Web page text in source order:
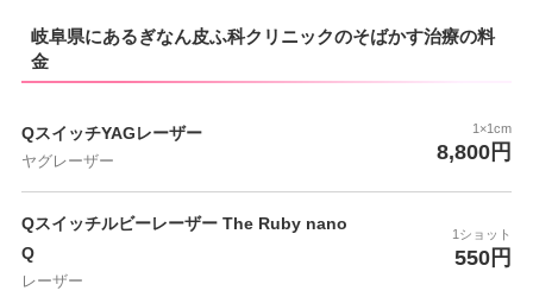
岐阜県にあるぎなん皮ふ科クリニックのそばかす治療の料
金
QスイッチYAGレーザー
ヤグレーザー
1×1cm
8,800円
Qスイッチルビーレーザー The Ruby nano
Q
レーザー
1ショット
550円